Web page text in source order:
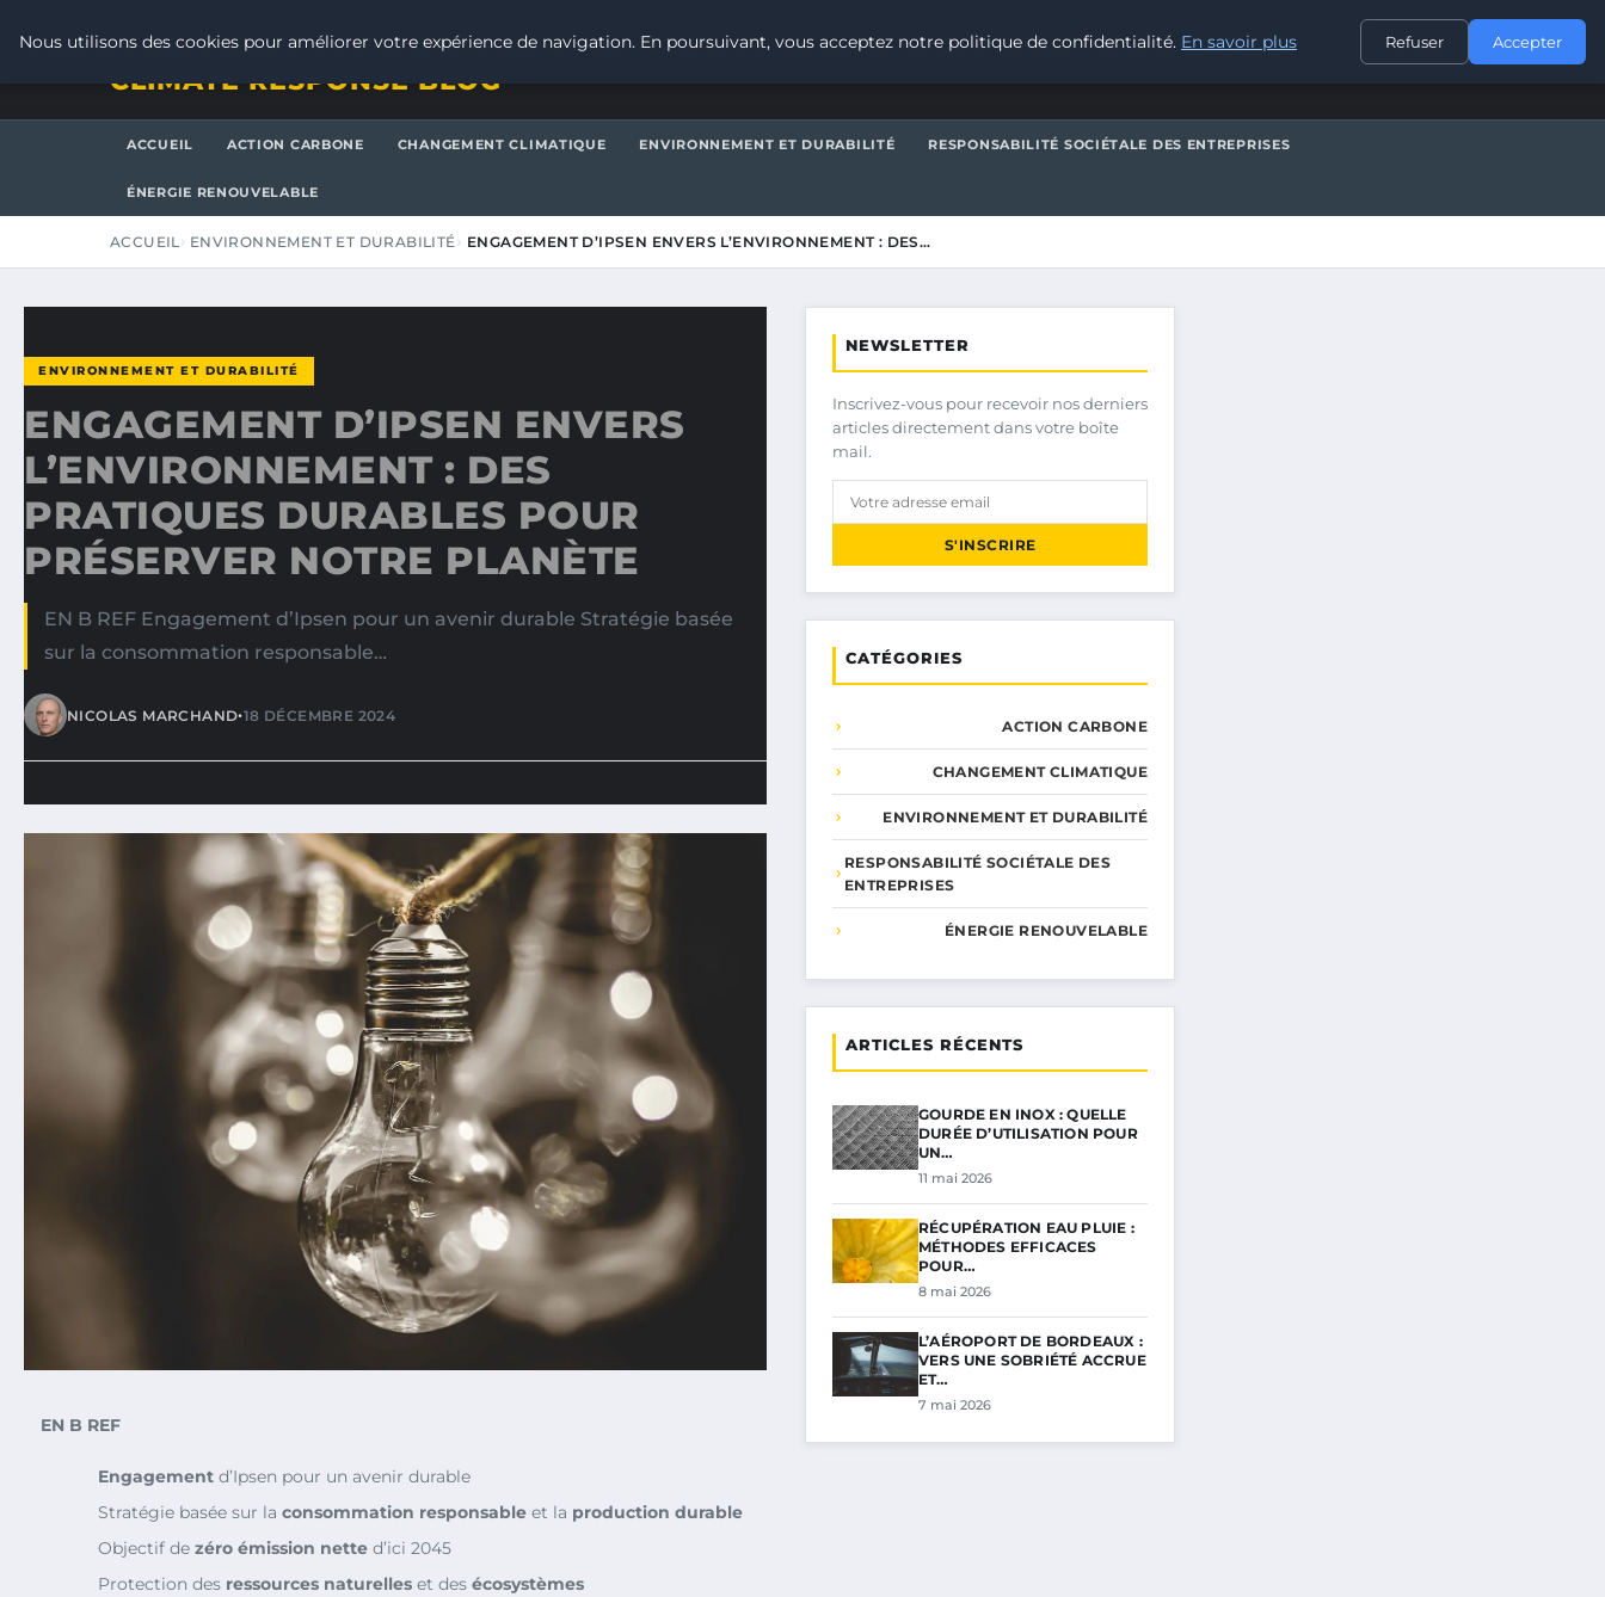
CONTACT
CLIMATE RESPONSE BLOG
ACCUEIL ACTION CARBONE CHANGEMENT CLIMATIQUE ENVIRONNEMENT ET DURABILITÉ RESPONSABILITÉ SOCIÉTALE DES ENTREPRISES
ÉNERGIE RENOUVELABLE
ACCUEIL ENVIRONNEMENT ET DURABILITÉ ENGAGEMENT D’IPSEN ENVERS L’ENVIRONNEMENT : DES…
ENVIRONNEMENT ET DURABILITÉ
ENGAGEMENT D’IPSEN ENVERS
L’ENVIRONNEMENT : DES
PRATIQUES DURABLES POUR
PRÉSERVER NOTRE PLANÈTE
EN B REF Engagement d’Ipsen pour un avenir durable Stratégie basée
sur la consommation responsable…
NICOLAS MARCHAND•18 DÉCEMBRE 2024
EN B REF
Engagement d’Ipsen pour un avenir durable
Stratégie basée sur la consommation responsable et la production durable
Objectif de zéro émission nette d’ici 2045
Protection des ressources naturelles et des écosystèmes
NEWSLETTER
Inscrivez-vous pour recevoir nos derniers
articles directement dans votre boîte
mail.
S'INSCRIRE
CATÉGORIES
ACTION CARBONE
CHANGEMENT CLIMATIQUE
ENVIRONNEMENT ET DURABILITÉ
RESPONSABILITÉ SOCIÉTALE DES
ENTREPRISES
ÉNERGIE RENOUVELABLE
ARTICLES RÉCENTS
GOURDE EN INOX : QUELLE
DURÉE D’UTILISATION POUR
UN…
11 mai 2026
RÉCUPÉRATION EAU PLUIE :
MÉTHODES EFFICACES
POUR…
8 mai 2026
L’AÉROPORT DE BORDEAUX :
VERS UNE SOBRIÉTÉ ACCRUE
ET…
7 mai 2026
Nous utilisons des cookies pour améliorer votre expérience de navigation. En poursuivant, vous acceptez notre politique de confidentialité. En savoir plus Refuser Accepter